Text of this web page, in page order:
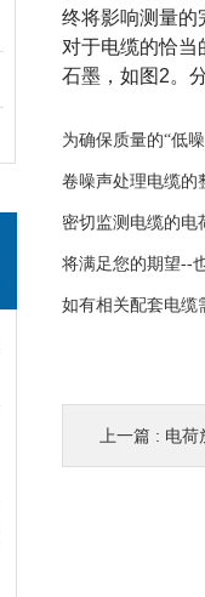
终将影响测量的
对于电缆的恰
石墨，如图2。
为确保质量的“低
卷噪声处理电缆的
密切监测电缆的电
将满足您的期望--
如有相关配套电缆
上一篇 : 电荷